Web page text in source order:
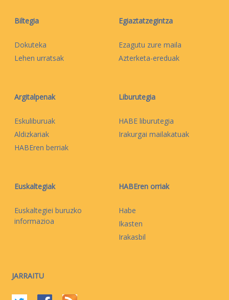
Biltegia
Dokuteka
Lehen urratsak
Egiaztatzegintza
Ezagutu zure maila
Azterketa-ereduak
Argitalpenak
Eskuliburuak
Aldizkariak
HABEren berriak
Liburutegia
HABE liburutegia
Irakurgai mailakatuak
Euskaltegiak
Euskaltegiei buruzko
informazioa
HABEren orriak
Habe
Ikasten
Irakasbil
JARRAITU